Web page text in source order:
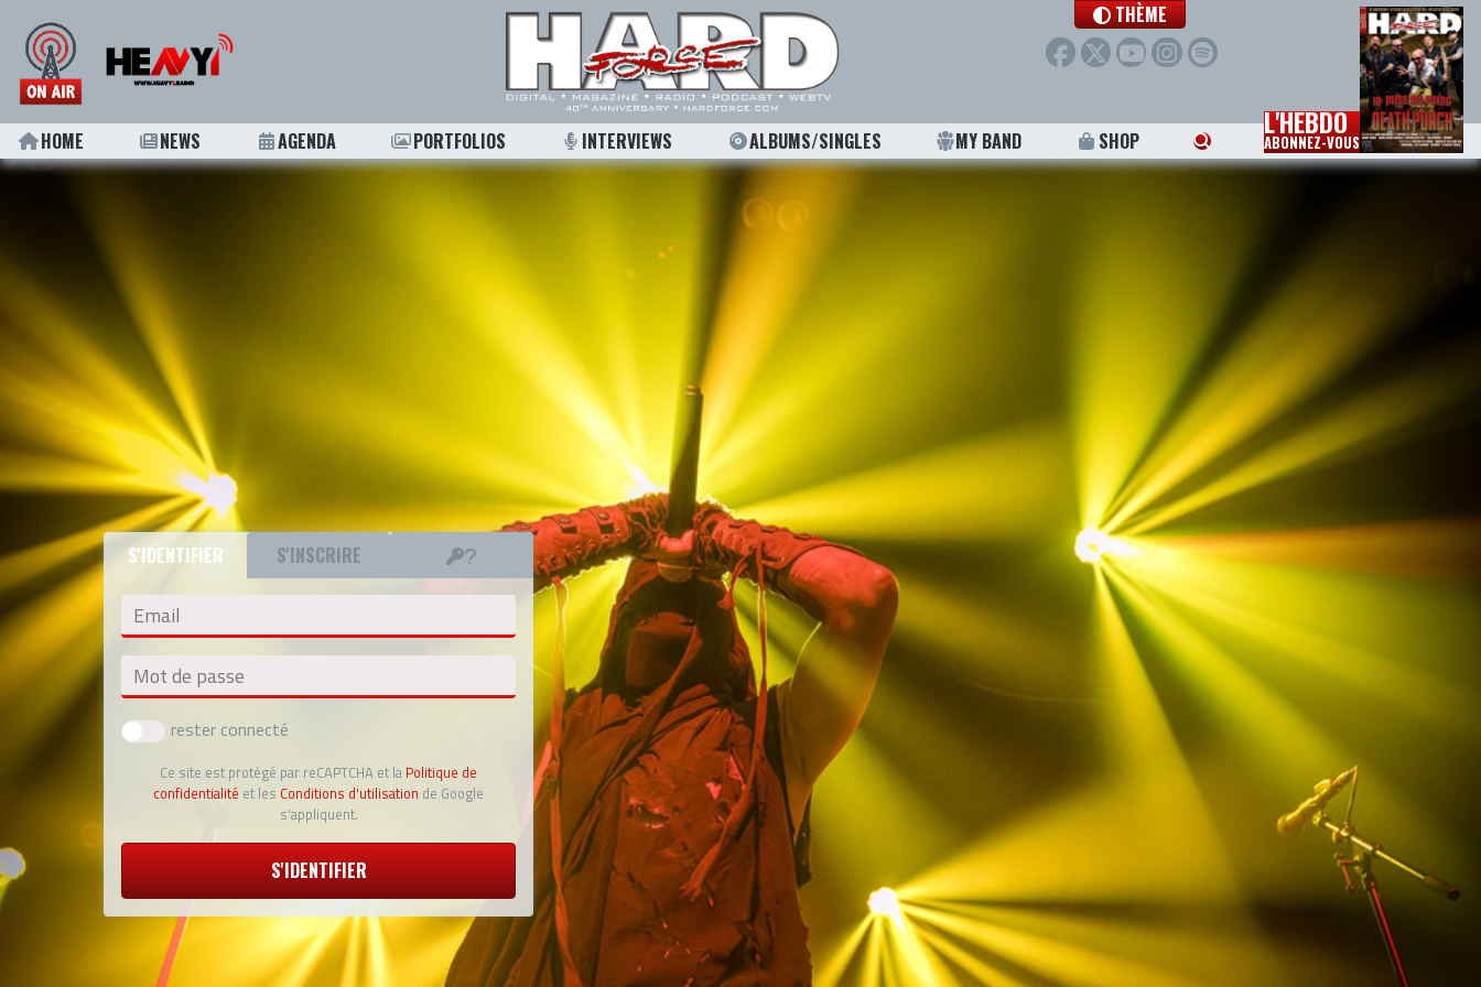
THÈME
HOME NEWS AGENDA PORTFOLIOS INTERVIEWS ALBUMS/SINGLES MY BAND SHOP L'HEBDO
ABONNEZ-VOUS
S'IDENTIFIER S'INSCRIRE
Email
Mot de passe
rester connecté
Ce site est protégé par reCAPTCHA et la Politique de
confidentialité et les Conditions d'utilisation de Google
s'appliquent.
S'IDENTIFIER